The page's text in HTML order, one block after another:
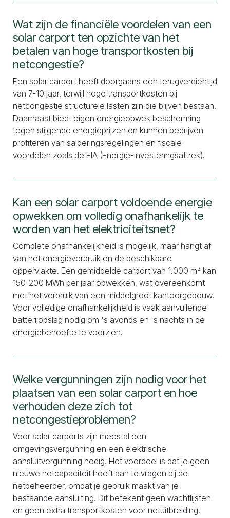
Wat zijn de financiële voordelen van een
solar carport ten opzichte van het
betalen van hoge transportkosten bij
netcongestie?
Een solar carport heeft doorgaans een terugverdientijd
van 7-10 jaar, terwijl hoge transportkosten bij
netcongestie structurele lasten zijn die blijven bestaan.
Daarnaast biedt eigen energieopwek bescherming
tegen stijgende energieprijzen en kunnen bedrijven
profiteren van salderingsregelingen en fiscale
voordelen zoals de EIA (Energie-investeringsaftrek).
Kan een solar carport voldoende energie
opwekken om volledig onafhankelijk te
worden van het elektriciteitsnet?
Complete onafhankelijkheid is mogelijk, maar hangt af
van het energieverbruik en de beschikbare
oppervlakte. Een gemiddelde carport van 1.000 m² kan
150-200 MWh per jaar opwekken, wat overeenkomt
met het verbruik van een middelgroot kantoorgebouw.
Voor volledige onafhankelijkheid is vaak aanvullende
batterijopslag nodig om 's avonds en 's nachts in de
energiebehoefte te voorzien.
Welke vergunningen zijn nodig voor het
plaatsen van een solar carport en hoe
verhouden deze zich tot
netcongestieproblemen?
Voor solar carports zijn meestal een
omgevingsvergunning en een elektrische
aansluitvergunning nodig. Het voordeel is dat je geen
nieuwe netcapaciteit hoeft aan te vragen bij de
netbeheerder, omdat je gebruik maakt van je
bestaande aansluiting. Dit betekent geen wachtlijsten
en geen extra transportkosten voor netuitbreiding.